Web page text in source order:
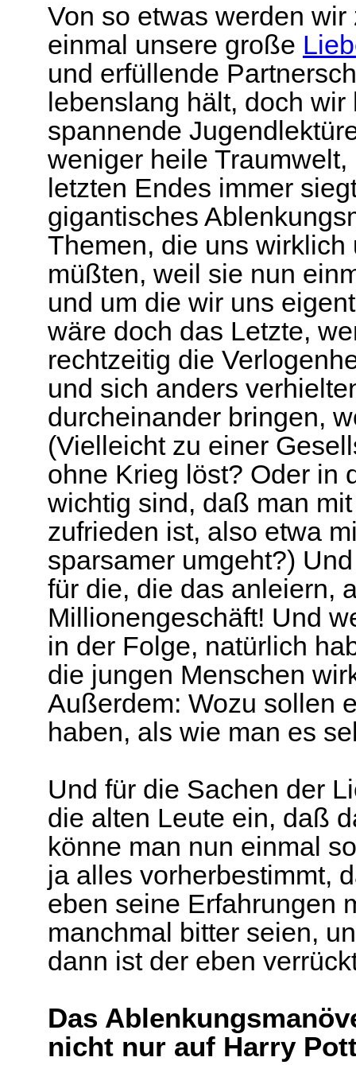
Von so etwas werden
einmal unsere große
und erfüllende
lebenslang hält, doch
spannende
weniger heile
letzten Endes immer
gigantisches
Themen, die uns
müßten, weil sie nun
und um die wir uns
wäre doch das Letzte,
rechtzeitig die
und sich anders
durcheinander bringen,
(Vielleicht zu einer
ohne Krieg löst? Oder in
wichtig sind, daß man
zufrieden ist, also etwa
sparsamer umgeht?)
für die, die das anleiern,
Millionengeschäft! Und
in der Folge, natürlich
die jungen Menschen
Außerdem: Wozu sollen
haben, als wie man es
Und für die Sachen der
die alten Leute ein, daß
könne man nun einmal
ja alles vorherbestimmt,
eben seine Erfahrungen
manchmal bitter seien,
dann ist der eben
Das
nicht nur auf Harry